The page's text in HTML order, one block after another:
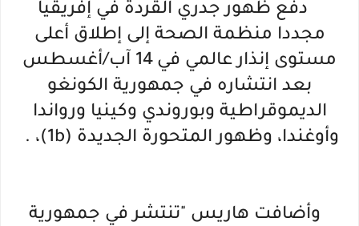
دفع ظهور جدري القردة في إفريقيا
مجددا منظمة الصحة إلى إطلاق أعلى
مستوى إنذار عالمي في 14 آب/أغسطس
بعد انتشاره في جمهورية الكونغو
الديموقراطية وبوروندي وكينيا ورواندا
وأوغندا، وظهور المتحورة الجديدة (1b)، .
وأضافت هاريس "تنتشر في جمهورية